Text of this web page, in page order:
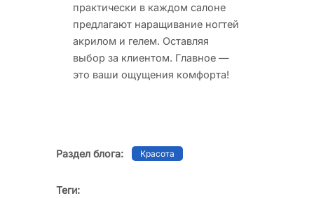
практически в каждом салоне
предлагают наращивание ногтей
акрилом и гелем. Оставляя
выбор за клиентом. Главное —
это ваши ощущения комфорта!
Раздел блога: Красота
Теги: